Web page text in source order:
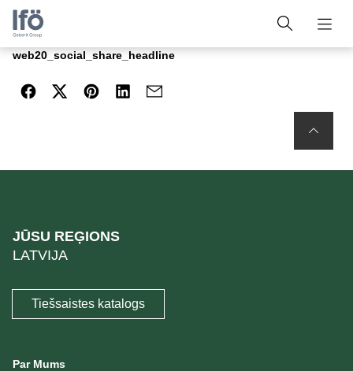
web20_social_share_headline
JŪSU REĢIONS
LATVIJA
Tiešsaistes katalogs
Par Mums